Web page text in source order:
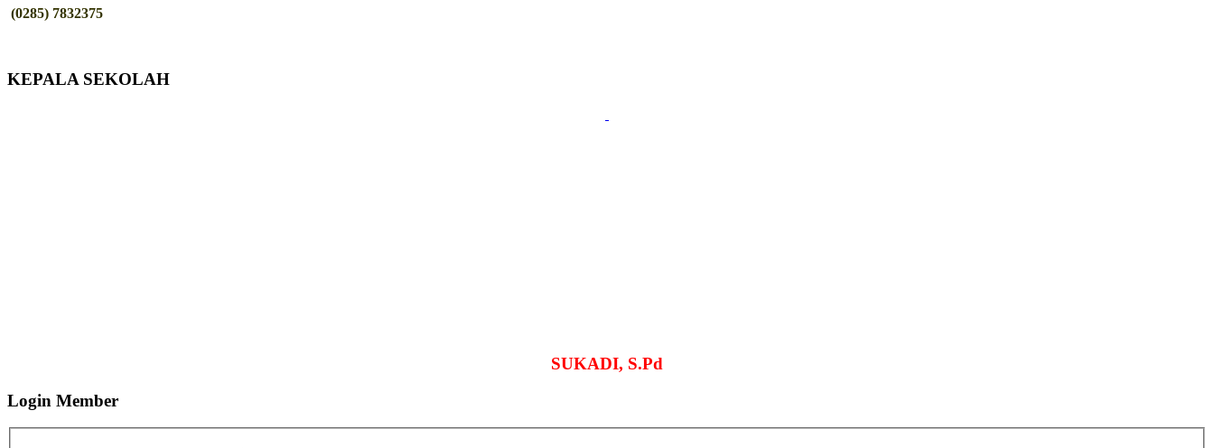
(0285) 7832375
KEPALA SEKOLAH
SUKADI, S.Pd
Login Member